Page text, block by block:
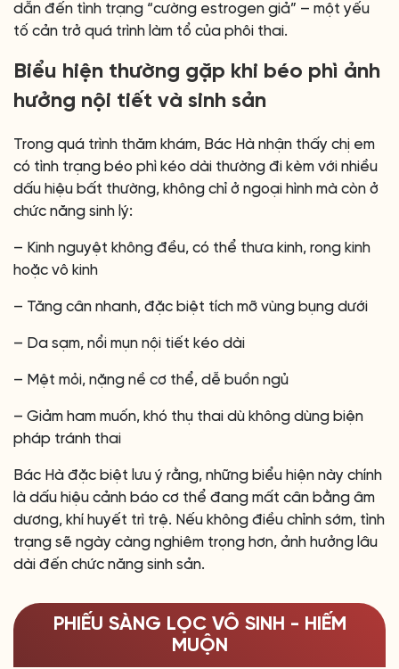
dẫn đến tình trạng “cường estrogen giả” – một yếu
tố cản trở quá trình làm tổ của phôi thai.
Biểu hiện thường gặp khi béo phì ảnh
hưởng nội tiết và sinh sản
Trong quá trình thăm khám, Bác Hà nhận thấy chị em
có tình trạng béo phì kéo dài thường đi kèm với nhiều
dấu hiệu bất thường, không chỉ ở ngoại hình mà còn ở
chức năng sinh lý:
– Kinh nguyệt không đều, có thể thưa kinh, rong kinh
hoặc vô kinh
– Tăng cân nhanh, đặc biệt tích mỡ vùng bụng dưới
– Da sạm, nổi mụn nội tiết kéo dài
– Mệt mỏi, nặng nề cơ thể, dễ buồn ngủ
– Giảm ham muốn, khó thụ thai dù không dùng biện
pháp tránh thai
Bác Hà đặc biệt lưu ý rằng, những biểu hiện này chính
là dấu hiệu cảnh báo cơ thể đang mất cân bằng âm
dương, khí huyết trì trệ. Nếu không điều chỉnh sớm, tình
trạng sẽ ngày càng nghiêm trọng hơn, ảnh hưởng lâu
dài đến chức năng sinh sản.
PHIẾU SÀNG LỌC VÔ SINH - HIẾM
MUỘN